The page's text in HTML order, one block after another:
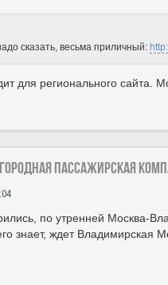
сказать, весьма приличный:
для регионального сайта.
пассажирская
по утренней Москва-
знает, ждет Владимирская